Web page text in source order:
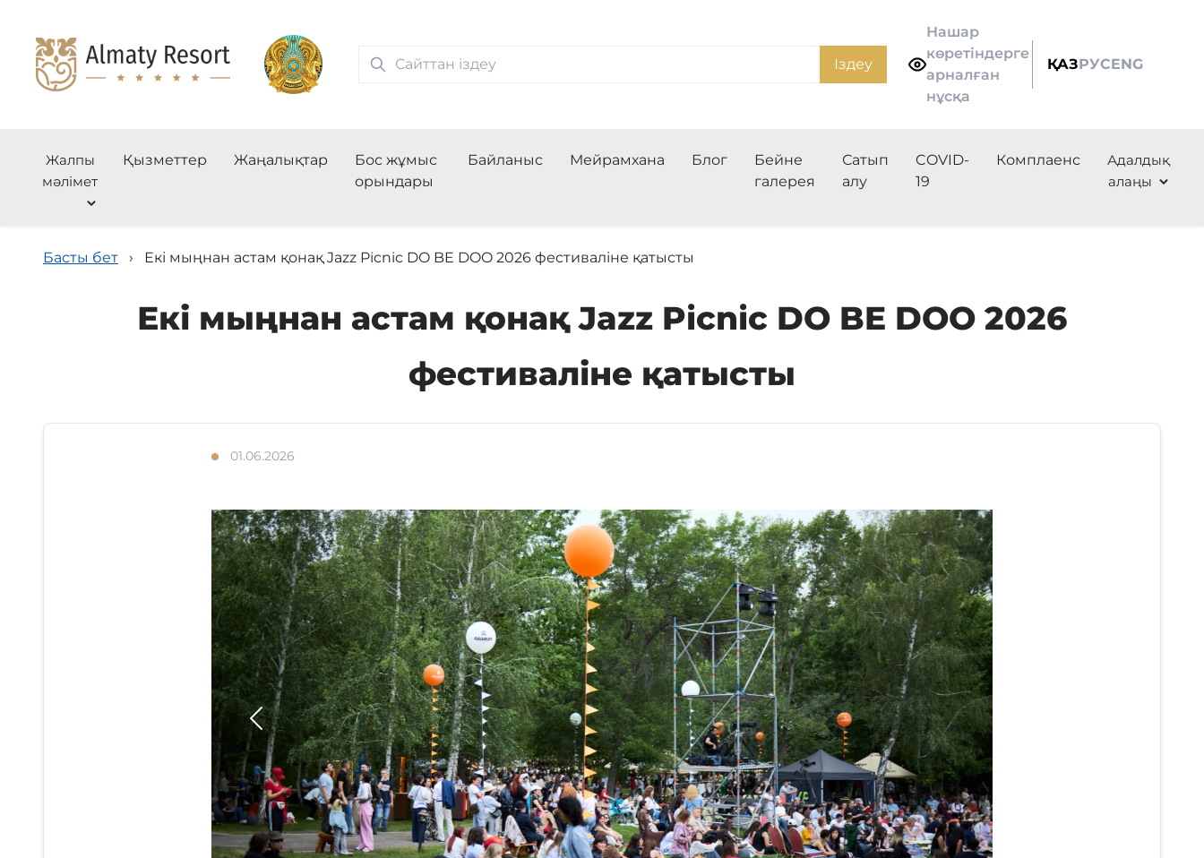
Іздеу
Нашар
көретіндерге
арналған
нұсқа
ҚАЗРУСENG
Жалпы
мәлімет
Қызметтер Жаңалықтар
Бос жұмыс
орындары
Байланыс Мейрамхана Блог
Бейне
галерея
Сатып
алу
COVID-
19
Комплаенс
Адалдық
алаңы
Басты бет › Екі мыңнан астам қонақ Jazz Picnic DO BE DOO 2026 фестиваліне қатысты
Екі мыңнан астам қонақ Jazz Picnic DO BE DOO 2026
фестиваліне қатысты
01.06.2026